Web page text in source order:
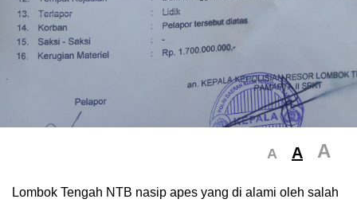
A A A
Lombok Tengah NTB nasip apes yang di alami oleh salah